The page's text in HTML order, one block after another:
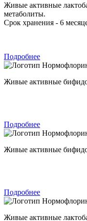
Живые активные
метаболиты.
Срок хранения - 6
Подробнее
Живые активные
Подробнее
Живые активные
Подробнее
Живые активные